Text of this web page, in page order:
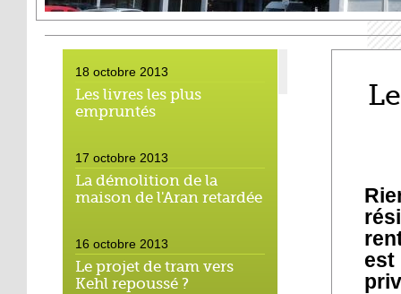
18 octobre 2013
Les livres les plus
empruntés
17 octobre 2013
La démolition de la
maison de l'Aran retardée
16 octobre 2013
Le projet de tram vers
Kehl repoussé ?